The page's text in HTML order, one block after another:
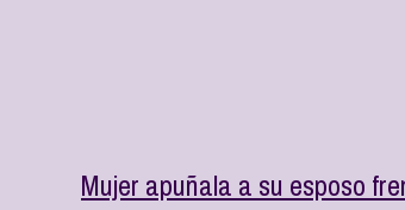
Mujer apuñala a su esposo